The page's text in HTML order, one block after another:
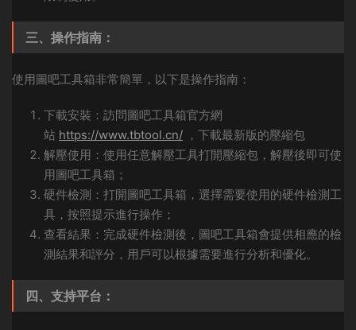
三、操作指南：
使用圖吧工具箱非常簡單，以下是操作指南：
下載安裝：訪問圖吧工具箱官方網
站 https://www.tbtool.cn/ ，下載最新版的壓縮包
解壓使用：使用任意解壓工具打開壓縮包，解壓後即可使
用圖吧工具箱；
硬件檢測：打開圖吧工具箱，選擇需要使用的硬件檢測工
具，按照提示進行操作；
查看結果：完成硬件檢測後，圖吧工具箱會提供相應的檢
測結果和評分，用戶可以根據需要進行分析和優化。
四、支持平台：